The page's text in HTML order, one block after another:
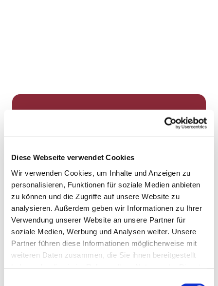
Diese Webseite verwendet Cookies
Wir verwenden Cookies, um Inhalte und Anzeigen zu
personalisieren, Funktionen für soziale Medien anbieten
zu können und die Zugriffe auf unsere Website zu
analysieren. Außerdem geben wir Informationen zu Ihrer
Verwendung unserer Website an unsere Partner für
soziale Medien, Werbung und Analysen weiter. Unsere
Partner führen diese Informationen möglicherweise mit
weiteren Daten zusammen, die Sie ihnen bereitgestellt
Dies könnte Sie auch
interessieren